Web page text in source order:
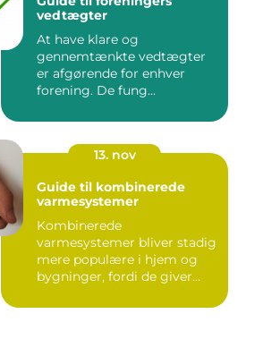
vedtægter
At have klare og
gennemtænkte vedtægter
er afgørende for enhver
forening. De fung...
13. nov
Guide til kombinerede
varmesystemer
Kombinerede
varmesystemer bliver stadig
mere populære i hjem og
bygninger, fordi de giver